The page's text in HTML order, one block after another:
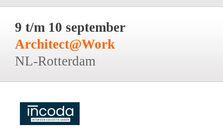
9 t/m 10 september
Architect@Work
NL-Rotterdam